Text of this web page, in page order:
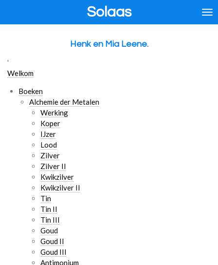
Solaas
Henk en Mia Leene.
'
Welkom
Boeken
Alchemie der Metalen
Werking
Koper
IJzer
Lood
Zilver
Zilver II
Kwikzilver
Kwikzilver II
Tin
Tin II
Tin III
Goud
Goud II
Goud III
Antimonium